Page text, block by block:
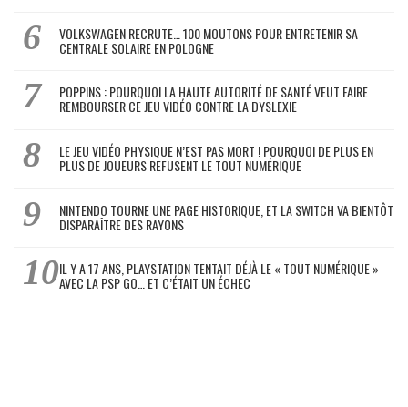
VOLKSWAGEN RECRUTE… 100 MOUTONS POUR ENTRETENIR SA
CENTRALE SOLAIRE EN POLOGNE
POPPINS : POURQUOI LA HAUTE AUTORITÉ DE SANTÉ VEUT FAIRE
REMBOURSER CE JEU VIDÉO CONTRE LA DYSLEXIE
LE JEU VIDÉO PHYSIQUE N’EST PAS MORT ! POURQUOI DE PLUS EN
PLUS DE JOUEURS REFUSENT LE TOUT NUMÉRIQUE
NINTENDO TOURNE UNE PAGE HISTORIQUE, ET LA SWITCH VA BIENTÔT
DISPARAÎTRE DES RAYONS
IL Y A 17 ANS, PLAYSTATION TENTAIT DÉJÀ LE « TOUT NUMÉRIQUE »
AVEC LA PSP GO… ET C’ÉTAIT UN ÉCHEC